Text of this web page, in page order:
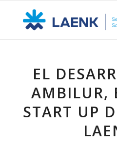
EL
AMBILUR,
START UP